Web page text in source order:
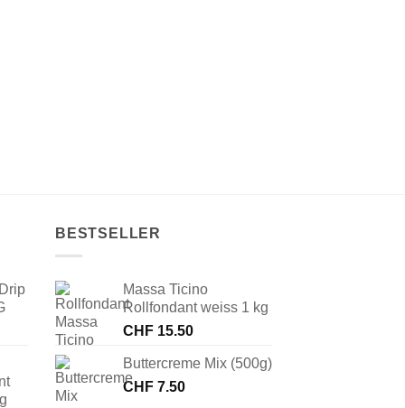
BESTSELLER
Massa Ticino
Rollfondant weiss 1 kg
CHF 15.50
Buttercreme Mix (500g)
CHF 7.50